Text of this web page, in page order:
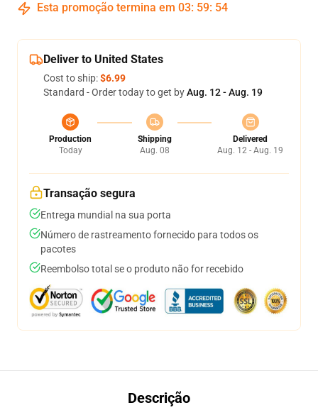
Esta promoção termina em 03: 59: 53
Deliver to United States
Cost to ship:$6.99
Standard - Order today to get byAug. 12 - Aug. 19
Production
Today
Shipping
Aug. 08
Delivered
Aug. 12 - Aug. 19
Transação segura
Entrega mundial na sua porta
Número de rastreamento fornecido para todos os
pacotes
Reembolso total se o produto não for recebido
Descrição